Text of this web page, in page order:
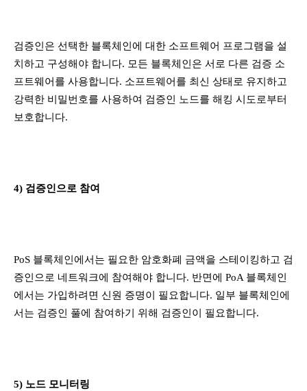
검증인은 선택한 블록체인에 대한 소프트웨어 프로그램을 설
치하고 구성해야 합니다. 모든 블록체인은 서로 다른 검증 소
프트웨어를 사용합니다. 소프트웨어를 최신 상태로 유지하고
강력한 비밀번호를 사용하여 검증인 노드를 해킹 시도로부터
보호합니다.
4) 검증인으로 참여
PoS 블록체인에서는 필요한 암호화폐 금액을 스테이킹하고 검
증인으로 네트워크에 참여해야 합니다. 반면에 PoA 블록체인
에서는 가입하려면 신원 증명이 필요합니다. 일부 블록체인에
서는 검증인 풀에 참여하기 위해 검증인이 필요합니다.
5) 노드 모니터링